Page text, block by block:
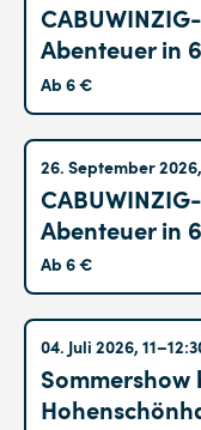
Abenteuer in
Ab 6 €
26. September
Abenteuer in
Ab 6 €
04. Juli 2026,
Sommershow